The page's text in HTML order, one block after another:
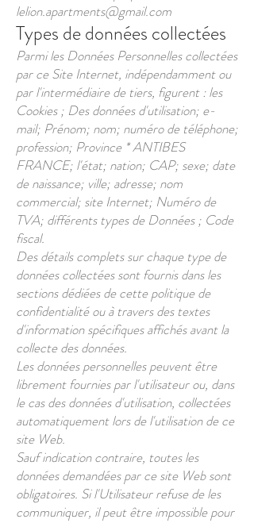
lelion.apartments@gmail.com
Types de données collectées
Parmi les Données Personnelles collectées
par ce Site Internet, indépendamment ou
par l'intermédiaire de tiers, figurent : les
Cookies ; Des données d'utilisation; e-
mail; Prénom; nom; numéro de téléphone;
profession; Province * ANTIBES
FRANCE; l'état; nation; CAP; sexe; date
de naissance; ville; adresse; nom
commercial; site Internet; Numéro de
TVA; différents types de Données ; Code
fiscal.
Des détails complets sur chaque type de
données collectées sont fournis dans les
sections dédiées de cette politique de
confidentialité ou à travers des textes
d'information spécifiques affichés avant la
collecte des données.
Les données personnelles peuvent être
librement fournies par l'utilisateur ou, dans
le cas des données d'utilisation, collectées
automatiquement lors de l'utilisation de ce
site Web.
Sauf indication contraire, toutes les
données demandées par ce site Web sont
obligatoires. Si l'Utilisateur refuse de les
communiquer, il peut être impossible pour